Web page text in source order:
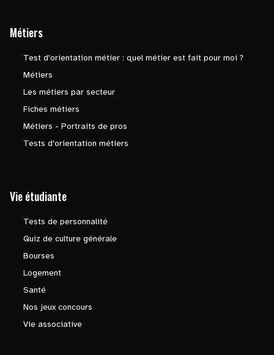
Métiers
Test d'orientation métier : quel métier est fait pour moi ?
Métiers
Les métiers par secteur
Fiches métiers
Métiers - Portraits de pros
Tests d'orientation métiers
Vie étudiante
Tests de personnalité
Quiz de culture générale
Bourses
Logement
Santé
Nos jeux concours
Vie associative